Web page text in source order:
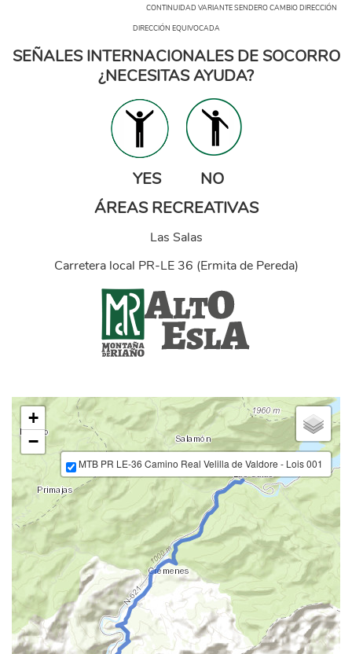
CONTINUIDAD VARIANTE SENDERO CAMBIO DIRECCIÓN
DIRECCIÓN EQUIVOCADA
SEÑALES INTERNACIONALES DE SOCORRO
¿NECESITAS AYUDA?
YES NO
ÁREAS RECREATIVAS
Las Salas
Carretera local PR-LE 36 (Ermita de Pereda)
+
−
MTB PR LE-36 Camino Real Velilla de Valdore - Lois 001